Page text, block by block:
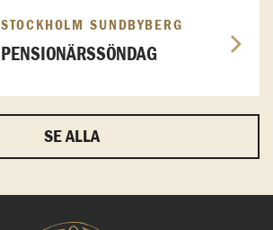
STOCKHOLM SUNDBYBERG
PENSIONÄRSSÖNDAG
SE ALLA